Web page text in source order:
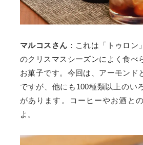
マルコスさん ：これは「トゥロン
のクリスマスシーズンによく食べ
お菓子です。今回は、アーモンド
ですが、他にも100種類以上のい
があります。コーヒーやお酒と
よ。